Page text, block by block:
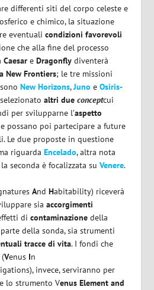
differenti siti del corpo celeste e
e chimico, la situazione
eventualicondizioni favorevoli
che alla fine del processo
Caesar eDragonfly diventerà
New Frontiers; le tre missioni
sonoNew Horizons,Juno eOsiris-
selezionatoaltri dueconceptcui
per svilupparne l’aspetto
possano poi partecipare a future
Le due proposte in questione
riguardaEncelado, altra nota
seconda è focalizzata suVenere.
AndHabitability) riceverà
siaaccorgimenti
dicontaminazione della
della sonda, sia strumenti
tracce di vita. I fondi che
(Venus In
invece, serviranno per
lo strumento Venus Element and